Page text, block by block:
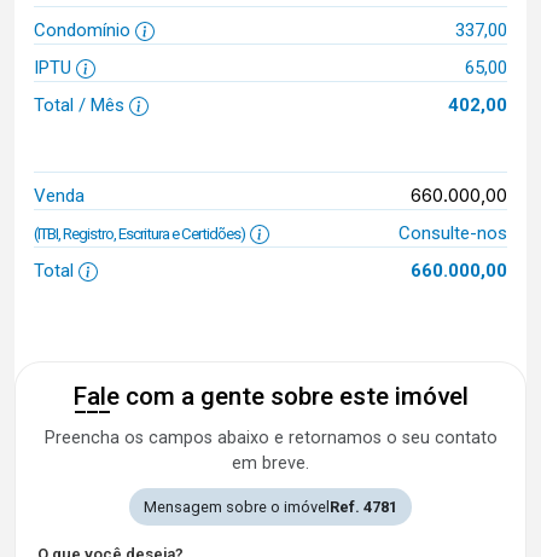
Condomínio
337,00
IPTU
65,00
Total / Mês
402,00
Venda 660.000,00
(ITBI, Registro, Escritura e Certidões)
Consulte-nos
Total
660.000,00
Fale com a gente sobre este imóvel
Preencha os campos abaixo e retornamos o seu contato
em breve.
Mensagem sobre o imóvel Ref. 4781